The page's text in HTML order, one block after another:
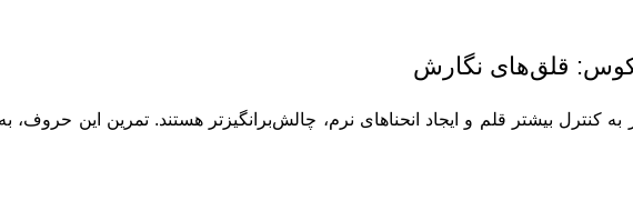
قلق‌های نگارش
کنترل بیشتر قلم و ایجاد انحناهای نرم، چالش‌برانگیزتر هستند. تمرین این